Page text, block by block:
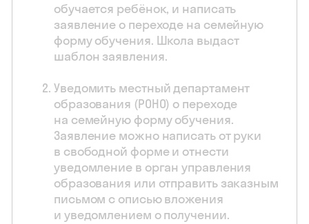
обучается ребёнок, и написать
заявление о переходе на семейную
форму обучения. Школа выдаст
шаблон заявления.
Уведомить местный департамент
образования (РОНО) о переходе
на семейную форму обучения.
Заявление можно написать от руки
в свободной форме и отнести
уведомление в орган управления
образования или отправить заказным
письмом с описью вложения
и уведомлением о получении.